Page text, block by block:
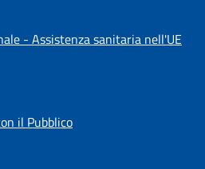
- Assistenza sanitaria nell'UE
il Pubblico